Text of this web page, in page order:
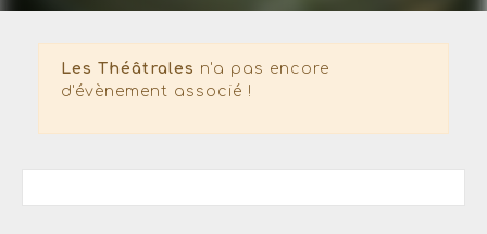
Les Théâtrales n'a pas encore
d'évènement associé !